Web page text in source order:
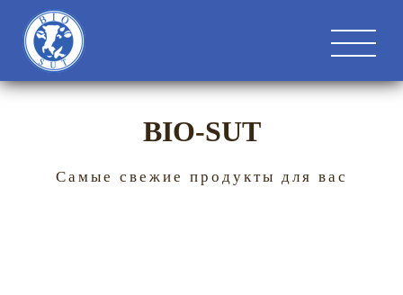
BIO-SUT
Самые свежие продукты для вас